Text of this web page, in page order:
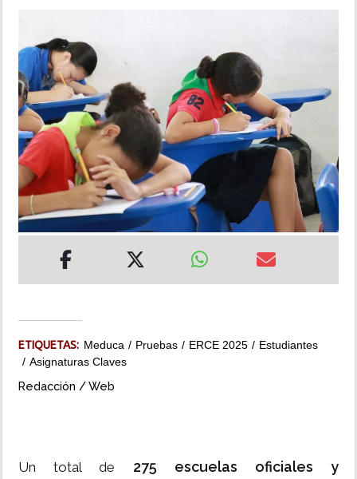
MUNDO
INSÓLITAS
MULTIMEDIA
IMPRESO
ETIQUETAS: Meduca Pruebas ERCE 2025
Estudiantes
Asignaturas Claves
Redacción / Web
Un total de 275 escuelas oficiales y